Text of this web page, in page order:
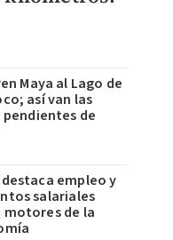
Maya al Lago de
así van las
pendientes de
destaca empleo y
salariales
motores de la